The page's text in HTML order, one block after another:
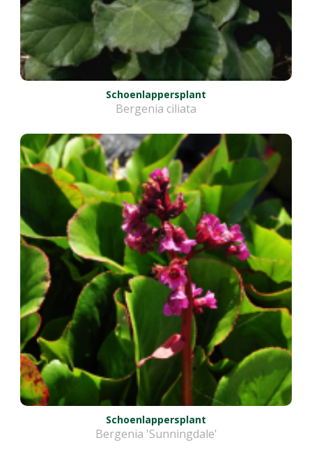
Schoenlappersplant
Bergenia ciliata
Schoenlappersplant
Bergenia 'Sunningdale'